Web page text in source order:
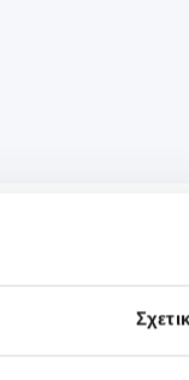
Medical